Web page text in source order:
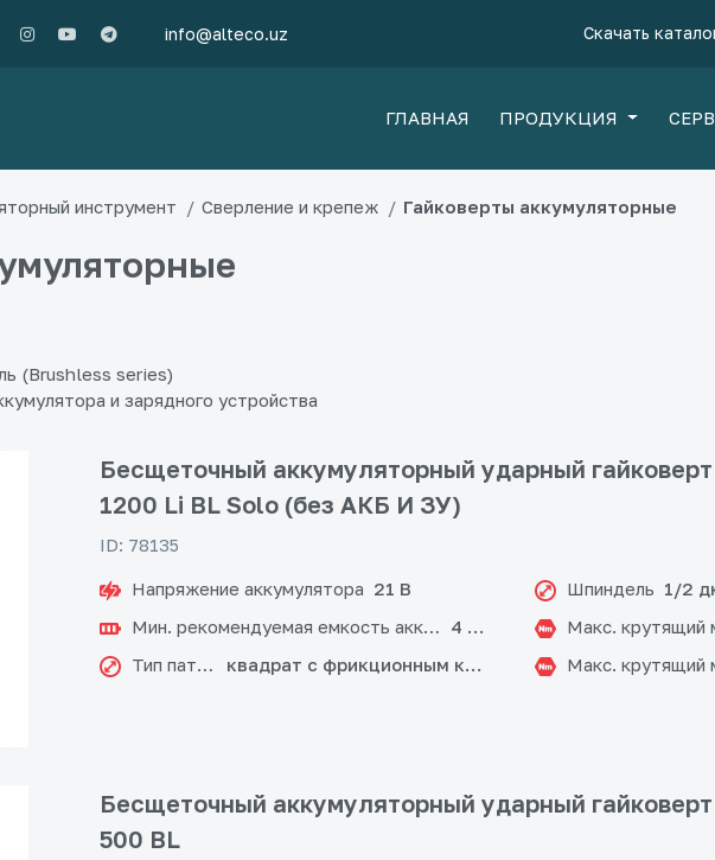
info@alteco.uz Скачать
ГЛАВНАЯ ПРОДУКЦИЯ
инструмент Сверление и крепеж Гайковерты аккумуляторные
(Brushless series)
и зарядного устройства
Бесщеточный аккумуляторный ударный гайковерт
1200 Li BL Solo (без АКБ И ЗУ)
ID: 78135
Напряжение аккумулятора 21 В
Мин. рекомендуемая емкость аккумулятора
4 А·ч
Тип патронаквадрат с фрикционным кольцом
Шпиндель 1/2
Макс. крутящий
Макс. крутящий
Бесщеточный аккумуляторный ударный гайковерт
500 BL